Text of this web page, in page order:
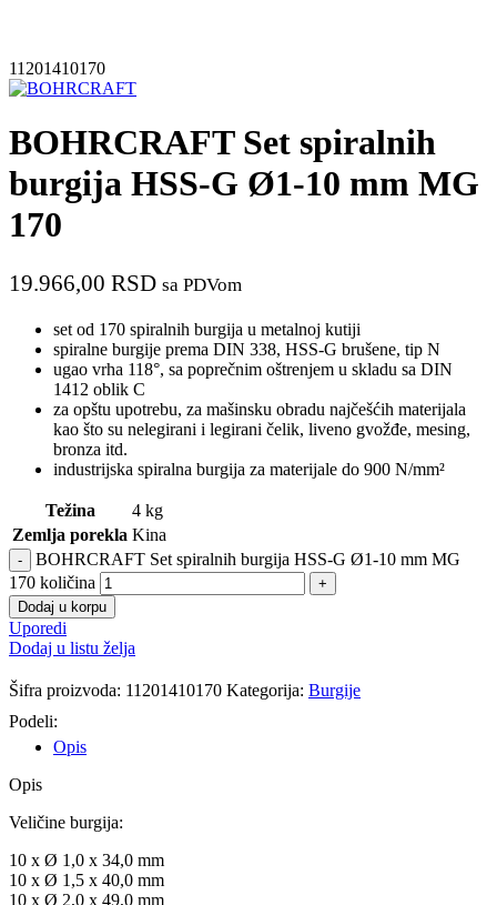
11201410170
BOHRCRAFT Set spiralnih
burgija HSS-G Ø1-10 mm MG
170
19.966,00 RSD sa PDVom
set od 170 spiralnih burgija u metalnoj kutiji
spiralne burgije prema DIN 338, HSS-G brušene, tip N
ugao vrha 118°, sa poprečnim oštrenjem u skladu sa DIN
1412 oblik C
za opštu upotrebu, za mašinsku obradu najčešćih materijala
kao što su nelegirani i legirani čelik, liveno gvožđe, mesing,
bronza itd.
industrijska spiralna burgija za materijale do 900 N/mm²
Težina
4 kg
Zemlja porekla Kina
BOHRCRAFT Set spiralnih burgija HSS-G Ø1-10 mm MG
170 količina
Dodaj u korpu
Uporedi
Dodaj u listu želja
Šifra proizvoda: 11201410170 Kategorija: Burgije
Podeli:
Opis
Opis
Veličine burgija:
10 x Ø 1,0 x 34,0 mm
10 x Ø 1,5 x 40,0 mm
10 x Ø 2,0 x 49,0 mm